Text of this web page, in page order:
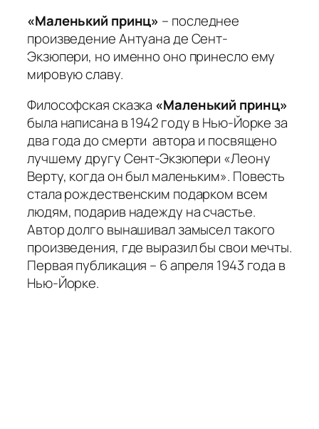
«Маленький принц» – последнее
произведение Антуана де Сент-
Экзюпери, но именно оно принесло ему
мировую славу.
Философская сказка «Маленький принц»
была написана в 1942 году в Нью-Йорке за
два года до смерти автора и посвящено
лучшему другу Сент-Экзюпери «Леону
Верту, когда он был маленьким». Повесть
стала рождественским подарком всем
людям, подарив надежду на счастье.
Автор долго вынашивал замысел такого
произведения, где выразил бы свои мечты.
Первая публикация – 6 апреля 1943 года в
Нью-Йорке.